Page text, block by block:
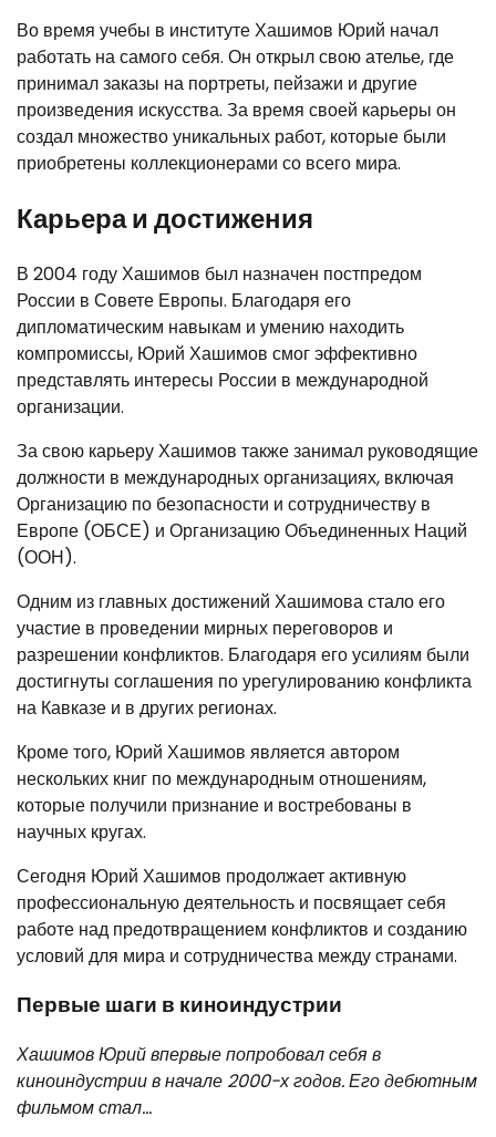
Во время учебы в институте Хашимов Юрий начал
работать на самого себя. Он открыл свою ателье, где
принимал заказы на портреты, пейзажи и другие
произведения искусства. За время своей карьеры он
создал множество уникальных работ, которые были
приобретены коллекционерами со всего мира.
Карьера и достижения
В 2004 году Хашимов был назначен постпредом
России в Совете Европы. Благодаря его
дипломатическим навыкам и умению находить
компромиссы, Юрий Хашимов смог эффективно
представлять интересы России в международной
организации.
За свою карьеру Хашимов также занимал руководящие
должности в международных организациях, включая
Организацию по безопасности и сотрудничеству в
Европе (ОБСЕ) и Организацию Объединенных Наций
(ООН).
Одним из главных достижений Хашимова стало его
участие в проведении мирных переговоров и
разрешении конфликтов. Благодаря его усилиям были
достигнуты соглашения по урегулированию конфликта
на Кавказе и в других регионах.
Кроме того, Юрий Хашимов является автором
нескольких книг по международным отношениям,
которые получили признание и востребованы в
научных кругах.
Сегодня Юрий Хашимов продолжает активную
профессиональную деятельность и посвящает себя
работе над предотвращением конфликтов и созданию
условий для мира и сотрудничества между странами.
Первые шаги в киноиндустрии
Хашимов Юрий впервые попробовал себя в
киноиндустрии в начале 2000-х годов. Его дебютным
фильмом стал…